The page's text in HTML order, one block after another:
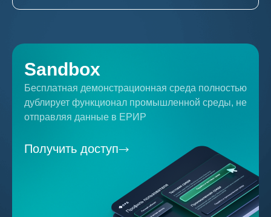
Sandbox
Бесплатная демонстрационная среда полностью
дублирует функционал промышленной среды, не
отправляя данные в ЕРИР
Получить доступ